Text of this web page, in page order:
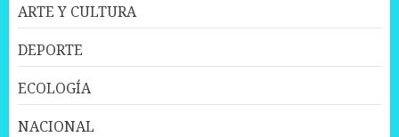
ARTE Y CULTURA
DEPORTE
ECOLOGÍA
NACIONAL